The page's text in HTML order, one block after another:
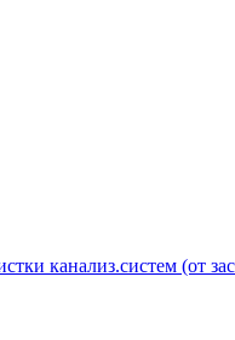
канализ.систем (от